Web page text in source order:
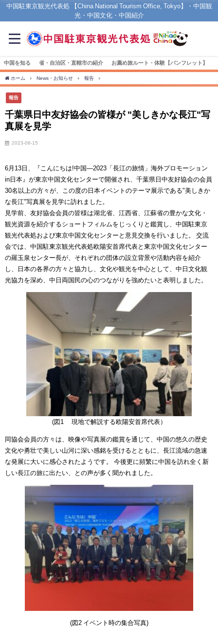
中国駐東京観光代表処 【China National Tourism Office, Tokyo】・中国観
光・中国文化・中国紹介
中国を知る 省・自治区・直轄市の紹介 お薦め旅ルート・体験【パンフレット】
ホーム News・お知らせ 報告
報告
千葉県日中友好協会の皆様が "美しきかな長江"写
真展を見学
2023-06-15
6月13日、『こんにちは!中国―2023「長江の旅情」海外プロモーション
in日本』が東京中国文化センターで開催され、千葉県日中友好協会の会員
30名以上の方々が、この度の日本イベントのテーマ展示である"美しきか
な長江"写真展を見学に訪れました。
見学前、友好協会会員の皆様は湖北省、江西省、江蘇省の豊かな文化・
観光資源を紹介するショートフィルムをじっくりと鑑賞し、中国駐東京
観光代表処および東京中国文化センターと意見交換を行いました。 交流
会では、中国駐東京観光代表処欧陽安首席代表と東京中国文化センター
の羅玉泉センター長が、それぞれの団体の設立背景や活動内容を紹介
し、日本の各界の方々と協力し、文化や観光を中心として、中日文化観
光協力を深め、中日両国民の心のつながりを強めたいと表明しました。
(図1 現地で解説する欧陽安首席代表）
同協会会員の方々は、映像や写真展の鑑賞を通じて、中国の悠久の歴史
文化や勇壮で美しい山河に深い感銘を受けるとともに、長江流域の急速
な発展に大いに感心されたようです。 今後更に頻繁に中国を訪れ全く新
しい長江の旅に出たい、との声が多く聞かれました。
(図2 イベント時の集合写真)